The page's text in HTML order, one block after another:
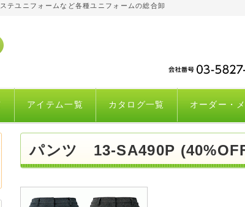
テユニフォームなど各種ユニフォームの総合卸
アイテム一覧 カタログ一覧 オーダー・
パンツ 13-SA490P